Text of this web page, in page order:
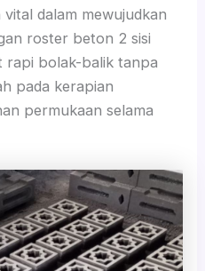
dalam mewujudkan
roster beton 2 sisi
rapi bolak-balik tanpa
pada kerapian
permukaan selama